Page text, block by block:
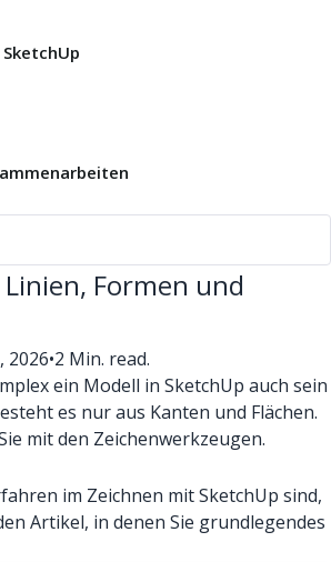
Formen und
2026•2 Min. read.
ein Modell in SketchUp auch sein
es nur aus Kanten und Flächen.
mit den Zeichenwerkzeugen.
im Zeichnen mit SketchUp sind,
Artikel, in denen Sie grundlegendes